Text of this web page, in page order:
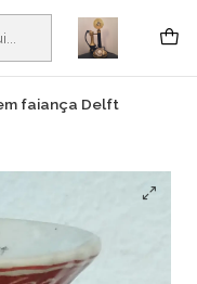
em Viana do
faiança Delft